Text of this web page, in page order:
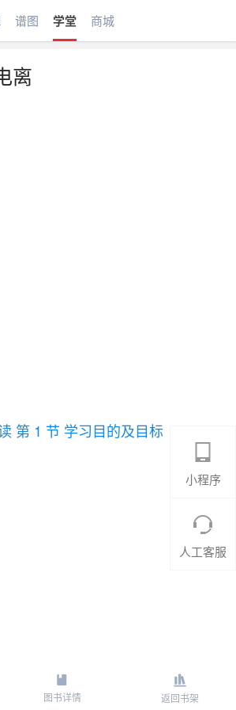
谱图 学堂 商城
小程序
人工客服
离
第 1 节 学习目的及目标
图书详情 返回书架